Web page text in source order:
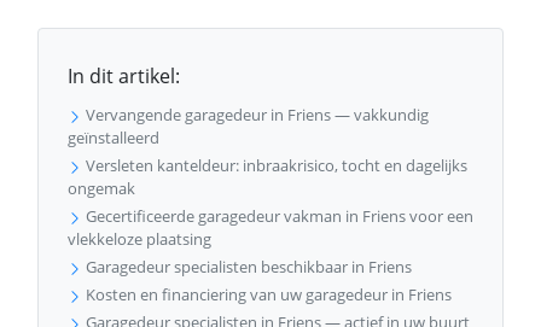
In dit artikel:
Vervangende garagedeur in Friens — vakkundig
geïnstalleerd
Versleten kanteldeur: inbraakrisico, tocht en dagelijks
ongemak
Gecertificeerde garagedeur vakman in Friens voor een
vlekkeloze plaatsing
Garagedeur specialisten beschikbaar in Friens
Kosten en financiering van uw garagedeur in Friens
Garagedeur specialisten in Friens — actief in uw buurt